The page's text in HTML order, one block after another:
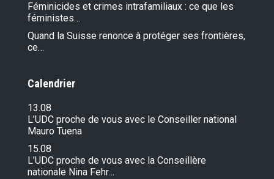
Féminicides et crimes intrafamiliaux : ce que les
féministes…
Quand la Suisse renonce à protéger ses frontières,
ce…
Calendrier
13.08
L’UDC proche de vous avec le Conseiller national
Mauro Tuena
15.08
L’UDC proche de vous avec la Conseillère
nationale Nina Fehr…